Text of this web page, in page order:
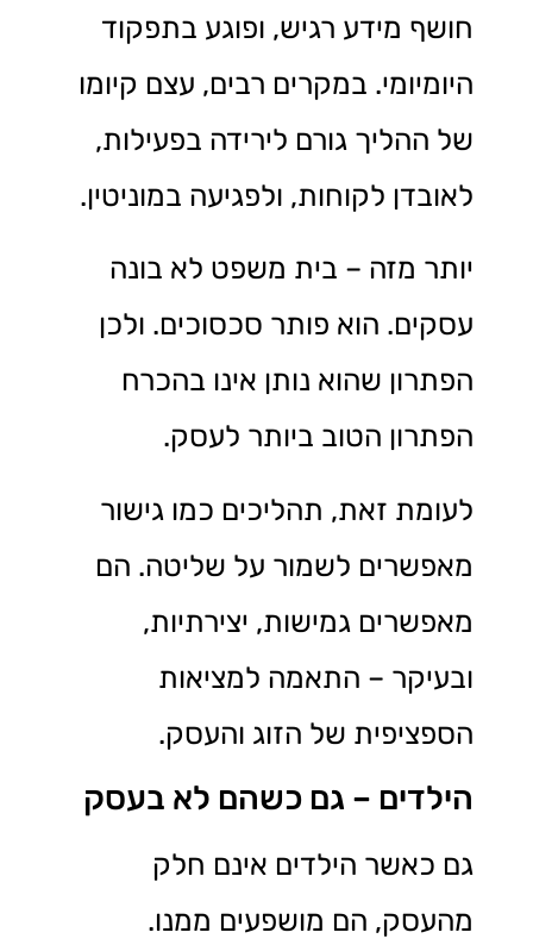
חושף מידע רגיש, ופוגע בתפקוד
היומיומי. במקרים רבים, עצם קיומו
של ההליך גורם לירידה בפעילות,
לאובדן לקוחות, ולפגיעה במוניטין.
יותר מזה – בית משפט לא בונה
עסקים. הוא פותר סכסוכים. ולכן
הפתרון שהוא נותן אינו בהכרח
הפתרון הטוב ביותר לעסק.
לעומת זאת, תהליכים כמו גישור
מאפשרים לשמור על שליטה. הם
מאפשרים גמישות, יצירתיות,
ובעיקר – התאמה למציאות
הספציפית של הזוג והעסק.
הילדים – גם כשהם לא בעסק
גם כאשר הילדים אינם חלק
מהעסק, הם מושפעים ממנו.